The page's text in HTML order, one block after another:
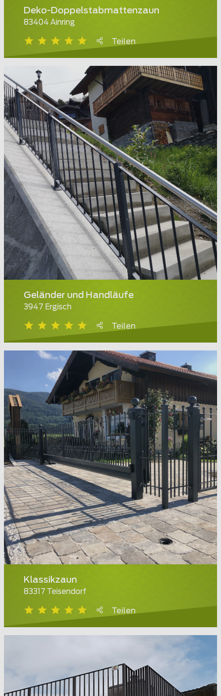
Deko-Doppelstabmattenzaun
83404 Ainring
Teilen
Geländer und Handläufe
3947 Ergisch
Teilen
Klassikzaun
83317 Teisendorf
Teilen